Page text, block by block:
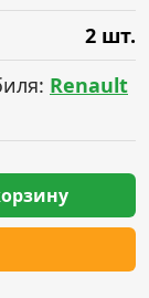
2 шт.
Renault